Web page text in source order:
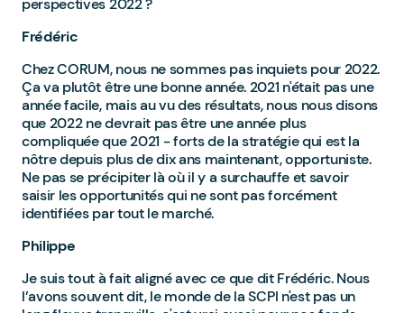
perspectives 2022 ?
Frédéric
Chez CORUM, nous ne sommes pas inquiets pour 2022.
Ça va plutôt être une bonne année. 2021 n'était pas une
année facile, mais au vu des résultats, nous nous disons
que 2022 ne devrait pas être une année plus
compliquée que 2021 - forts de la stratégie qui est la
nôtre depuis plus de dix ans maintenant, opportuniste.
Ne pas se précipiter là où il y a surchauffe et savoir
saisir les opportunités qui ne sont pas forcément
identifiées par tout le marché.
Philippe
Je suis tout à fait aligné avec ce que dit Frédéric. Nous
l’avons souvent dit, le monde de la SCPI n'est pas un